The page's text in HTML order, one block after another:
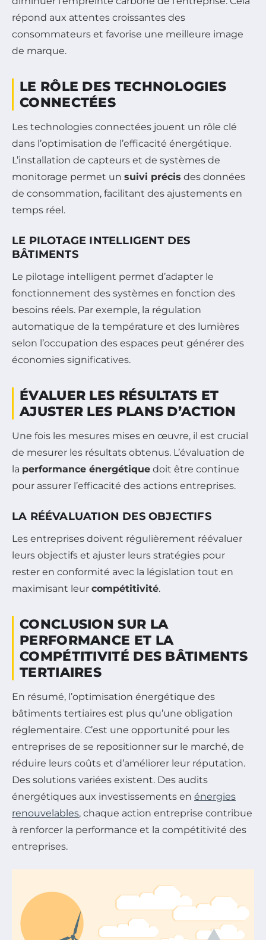
répond aux attentes croissantes des
consommateurs et favorise une meilleure image
de marque.
LE RÔLE DES TECHNOLOGIES
CONNECTÉES
Les technologies connectées jouent un rôle clé
dans l’optimisation de l’efficacité énergétique.
L’installation de capteurs et de systèmes de
monitorage permet un suivi précis des données
de consommation, facilitant des ajustements en
temps réel.
LE PILOTAGE INTELLIGENT DES
BÂTIMENTS
Le pilotage intelligent permet d’adapter le
fonctionnement des systèmes en fonction des
besoins réels. Par exemple, la régulation
automatique de la température et des lumières
selon l’occupation des espaces peut générer des
économies significatives.
ÉVALUER LES RÉSULTATS ET
AJUSTER LES PLANS D’ACTION
Une fois les mesures mises en œuvre, il est crucial
de mesurer les résultats obtenus. L’évaluation de
la performance énergétique doit être continue
pour assurer l’efficacité des actions entreprises.
LA RÉÉVALUATION DES OBJECTIFS
Les entreprises doivent régulièrement réévaluer
leurs objectifs et ajuster leurs stratégies pour
rester en conformité avec la législation tout en
maximisant leur compétitivité.
CONCLUSION SUR LA
PERFORMANCE ET LA
COMPÉTITIVITÉ DES BÂTIMENTS
TERTIAIRES
En résumé, l’optimisation énergétique des
bâtiments tertiaires est plus qu’une obligation
réglementaire. C’est une opportunité pour les
entreprises de se repositionner sur le marché, de
réduire leurs coûts et d’améliorer leur réputation.
Des solutions variées existent. Des audits
énergétiques aux investissements en énergies
renouvelables, chaque action entreprise contribue
à renforcer la performance et la compétitivité des
entreprises.